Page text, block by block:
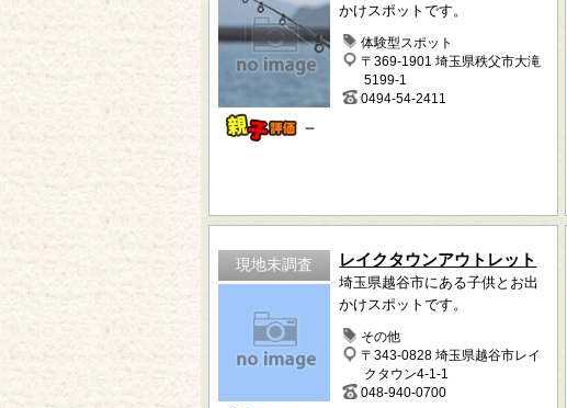
－
かけスポットです。
体験型スポット
〒369-1901 埼玉県秩父市大滝
5199-1
0494-54-2411
現地未調査 レイクタウンアウトレット
埼玉県越谷市にある子供とお出
かけスポットです。
その他
〒343-0828 埼玉県越谷市レイ
クタウン4-1-1
048-940-0700